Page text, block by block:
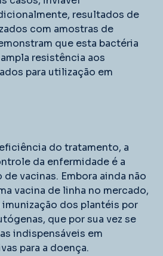
resultados de
com amostras de
que esta bactéria
resistência aos
para utilização em
do tratamento, a
da enfermidade é a
vacinas. Embora ainda não
vacina de linha no mercado,
imunização dos plantéis por
que por sua vez se
indispensáveis em
para a doença.